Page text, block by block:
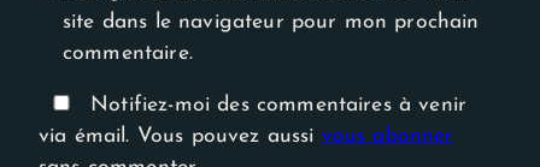
site dans le navigateur pour mon prochain
commentaire.
Notifiez-moi des commentaires à venir
via émail. Vous pouvez aussi vous abonner